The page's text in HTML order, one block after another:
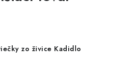
zo živice Kadidlo